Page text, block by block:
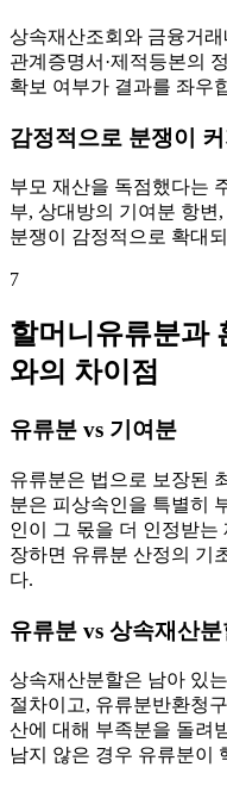
상속재산조회와 금융거
관계증명서·제적등본의
확보 여부가 결과를 좌우
감정적으로 분쟁이
부모 재산을 독점했다는
부, 상대방의 기여분 항변
분쟁이 감정적으로 확대
7
할머니유류분과
와의 차이점
유류분 vs 기여분
유류분은 법으로 보장된
분은 피상속인을 특별히
인이 그 몫을 더 인정받
장하면 유류분 산정의 기
다.
유류분 vs 상속재산
상속재산분할은 남아 있
절차이고, 유류분반환청
산에 대해 부족분을 돌려
남지 않은 경우 유류분이